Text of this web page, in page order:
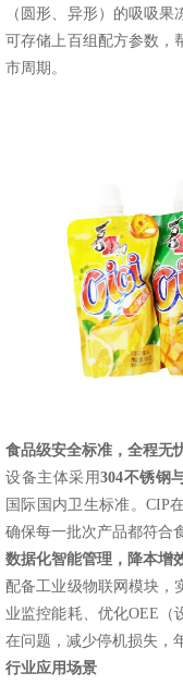
（圆形、异形）的吸吸
可存储上百组配方参数，
市周期。
食品级安全标准，全程无
设备主体采用304不锈钢
国际国内卫生标准。CIP
确保每一批次产品都符合
数据化智能管理，降本增
配备工业级物联网模块，
业监控能耗、优化OEE（
在问题，减少停机损失，
行业应用场景